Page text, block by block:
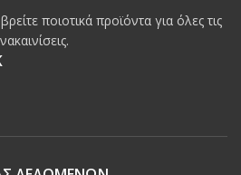
ποιοτικά προϊόντα για όλες τις